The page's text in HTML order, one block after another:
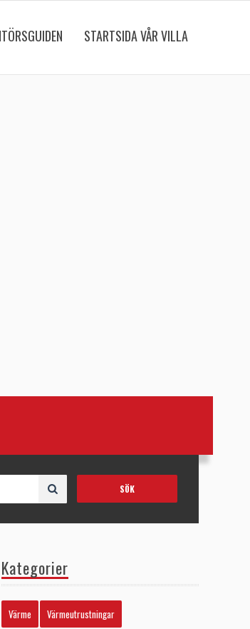
STARTSIDA VÅR VILLA
Kategorier
Värme
Värmeutrustningar